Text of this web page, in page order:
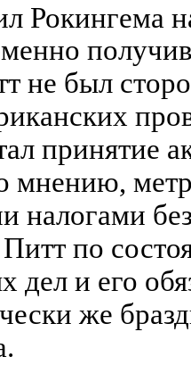
Рокингема
не был
принятие
мнению,
налогами
по
дел и его
же